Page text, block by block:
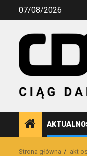
Przejdź07/08/2026
Strona główna akt